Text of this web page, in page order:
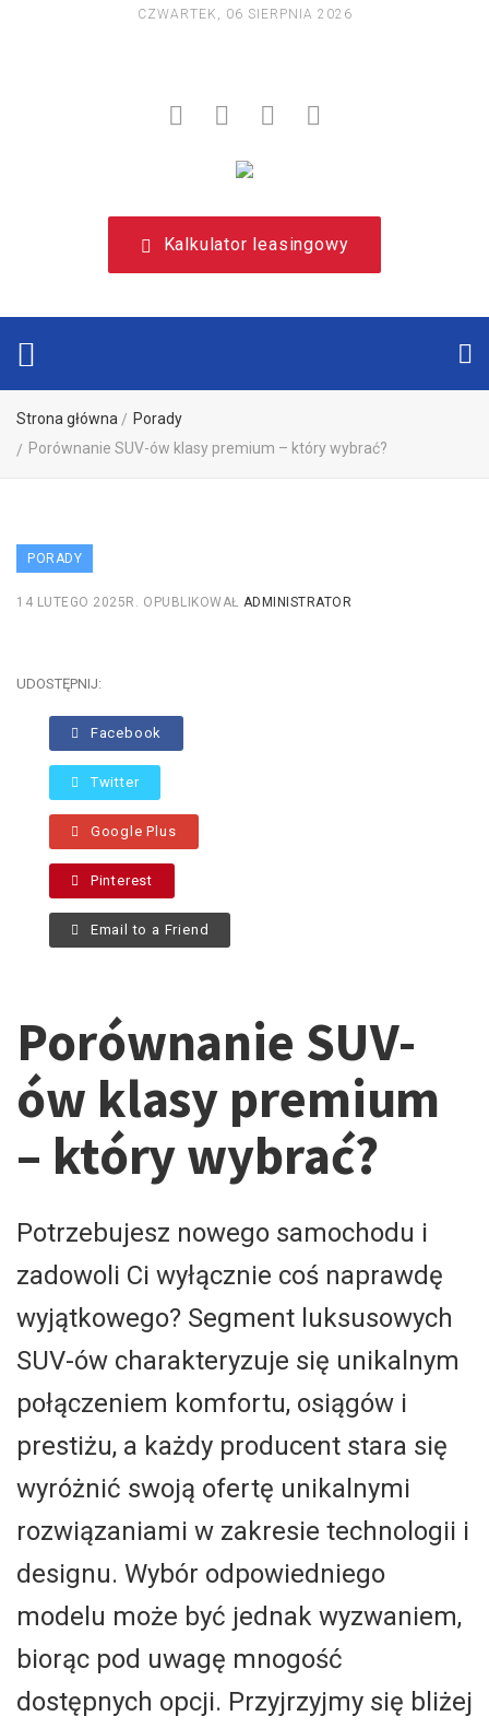
CZWARTEK, 06 SIERPNIA 2026
Kalkulator leasingowy
Strona główna
Porady
Porównanie SUV-ów klasy premium – który wybrać?
PORADY
14 LUTEGO 2025R. OPUBLIKOWAŁ ADMINISTRATOR
UDOSTĘPNIJ:
Facebook
Twitter
Google Plus
Pinterest
Email to a Friend
Porównanie SUV-
ów klasy premium
– który wybrać?
​Potrzebujesz nowego samochodu i
zadowoli Ci wyłącznie coś naprawdę
wyjątkowego? Segment luksusowych
SUV-ów charakteryzuje się unikalnym
połączeniem komfortu, osiągów i
prestiżu, a każdy producent stara się
wyróżnić swoją ofertę unikalnymi
rozwiązaniami w zakresie technologii i
designu. Wybór odpowiedniego
modelu może być jednak wyzwaniem,
biorąc pod uwagę mnogość
dostępnych opcji. Przyjrzyjmy się bliżej